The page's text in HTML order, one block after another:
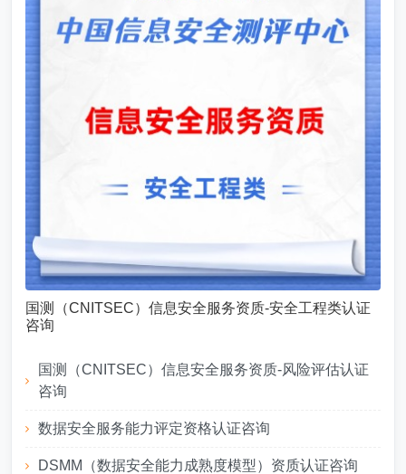
国测（CNITSEC）信息安全服务资质-安全工程类认证
咨询
国测（CNITSEC）信息安全服务资质-风险评估认证
咨询
数据安全服务能力评定资格认证咨询
DSMM（数据安全能力成熟度模型）资质认证咨询